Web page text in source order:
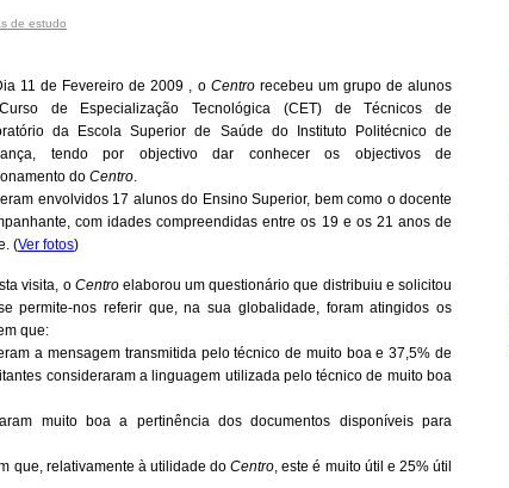
de estudo
11 de Fevereiro de 2009 , o Centrorecebeu um grupo de alunos
de Especialização Tecnológica (CET) de Técnicos de
da Escola Superior de Saúde do Instituto Politécnico de
tendo por objectivo dar conhecer os objectivos de
do Centro.
envolvidos 17 alunos do Ensino Superior, bem como o docente
com idades compreendidas entre os 19 e os 21 anos de
(Ver fotos)
visita, o Centroelaborou um questionário que distribuiu e solicitou
permite-nos referir que, na sua globalidade, foram atingidos os
que:
a mensagem transmitida pelo técnico de muito boa e 37,5% de
consideraram a linguagem utilizada pelo técnico de muito boa
muito boa a pertinência dos documentos disponíveis para
que, relativamente à utilidade doCentro, este é muito útil e 25% útil